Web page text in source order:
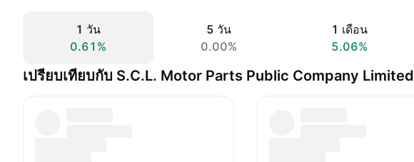
1 วัน
0.61%
5 วัน
0.00%
1 เดือน
5.06%
เปรียบเทียบกับ S.C.L. Motor Parts Public Company Limited